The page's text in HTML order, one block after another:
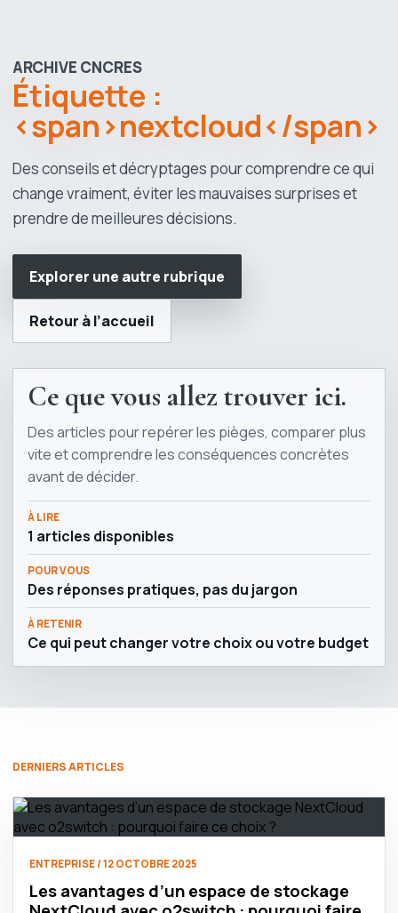
ARCHIVE CNCRES
Étiquette :
<span>nextcloud</span>
Des conseils et décryptages pour comprendre ce qui
change vraiment, éviter les mauvaises surprises et
prendre de meilleures décisions.
Explorer une autre rubrique
Retour à l’accueil
Ce que vous allez trouver ici.
Des articles pour repérer les pièges, comparer plus
vite et comprendre les conséquences concrètes
avant de décider.
À LIRE
1 articles disponibles
POUR VOUS
Des réponses pratiques, pas du jargon
À RETENIR
Ce qui peut changer votre choix ou votre budget
DERNIERS ARTICLES
ENTREPRISE / 12 OCTOBRE 2025
Les avantages d’un espace de stockage